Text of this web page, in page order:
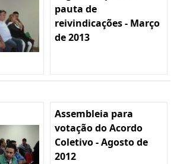
pauta de
reivindicações - Março
de 2013
Assembleia para
votação do Acordo
Coletivo - Agosto de
2012